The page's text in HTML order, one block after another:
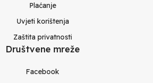
Plaćanje
Uvjeti korištenja
Zaštita privatnosti
Društvene mreže
Facebook